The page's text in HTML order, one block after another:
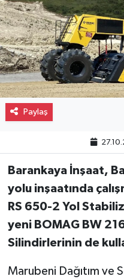
Paylaş
Barankaya İnşaat,
yolu inşaatında
RS 650-2 Yol
yeni BOMAG BW
Silindirlerinin de
Marubeni Dağıtım ve
Spor
Eğitim